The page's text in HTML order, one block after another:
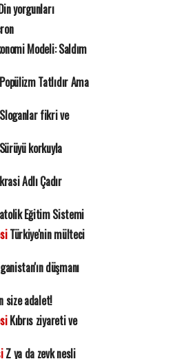
yorgunları
Modeli: Saldım
Tatlıdır Ama
fikri ve
korkuyla
Adlı Çadır
Eğitim Sistemi
Türkiye'nin mülteci
düşmanı
size adalet!
Kıbrıs ziyareti ve
Z ya da zevk nesli